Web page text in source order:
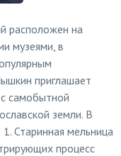
расположен на
музеями, в
приглашает
самобытной
земли. В
Старинная мельница
процесс